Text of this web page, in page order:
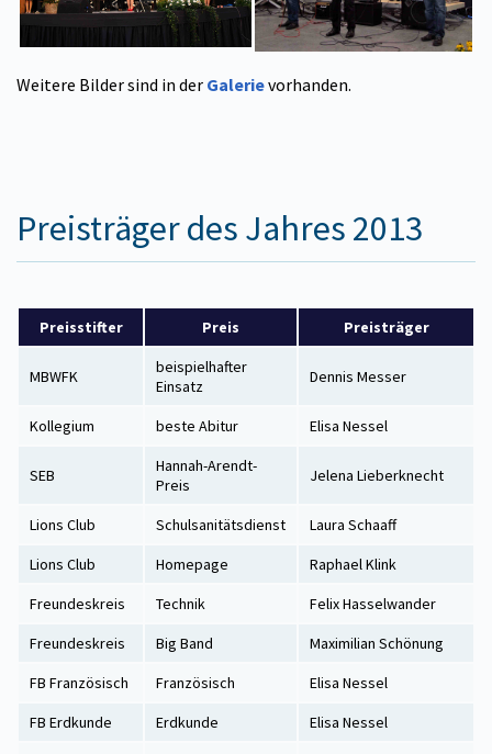
Weitere Bilder sind in der Galerievorhanden.
Preisträger des Jahres 2013
Preisstifter Preis Preisträger
MBWFK
beispielhafter
Einsatz
Dennis Messer
Kollegium beste Abitur Elisa Nessel
SEB
Hannah-Arendt-
Preis
Jelena Lieberknecht
Lions Club Schulsanitätsdienst
Laura Schaaff
Lions Club
Homepage
Raphael Klink
Freundeskreis
Technik
Felix Hasselwander
Freundeskreis
Big Band
Maximilian Schönung
FB Französisch
Französisch
Elisa Nessel
FB Erdkunde
Erdkunde
Elisa Nessel